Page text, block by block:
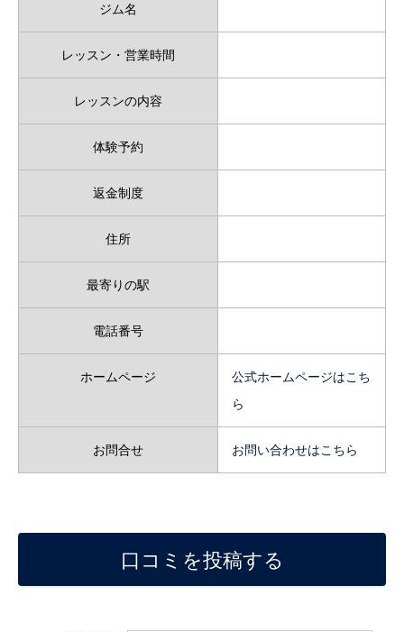
ジム名
レッスン・営業時間
レッスンの内容
体験予約
返金制度
住所
最寄りの駅
電話番号
ホームページ
公式ホームページはこち
ら
お問合せ お問い合わせはこちら
口コミを投稿する